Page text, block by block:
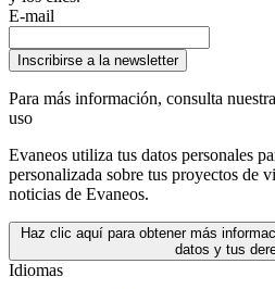
E-mail
Inscribirse a la newsletter
Para más información, consulta
uso
Evaneos utiliza tus datos personales
personalizada sobre tus proyectos de
noticias de Evaneos.
Haz clic aquí para obtener más
datos y tus
Idiomas